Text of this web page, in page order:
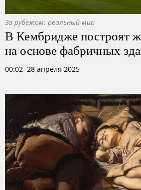
За рубежом: реальный мир
В Кембридже построят
на основе фабричных
00:02 28 апреля 2025